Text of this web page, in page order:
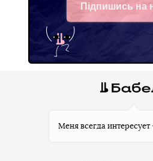
Підпишись на
Facebook
Меня всегда интересует